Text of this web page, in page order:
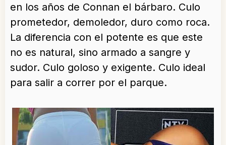
en los años de Connan el bárbaro. Culo
prometedor, demoledor, duro como roca.
La diferencia con el potente es que este
no es natural, sino armado a sangre y
sudor. Culo goloso y exigente. Culo ideal
para salir a correr por el parque.